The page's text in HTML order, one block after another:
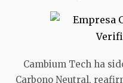
Cambium Tech ha
Carbono Neutral,